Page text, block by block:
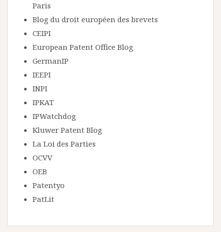
Paris
Blog du droit européen des brevets
CEIPI
European Patent Office Blog
GermanIP
IEEPI
INPI
IPKAT
IPWatchdog
Kluwer Patent Blog
La Loi des Parties
OCVV
OEB
Patentyo
PatLit